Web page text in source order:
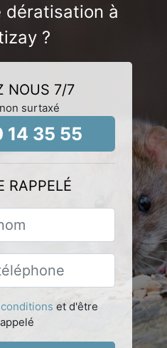
dératisation à
?
NOUS 7/7
surtaxé
35 55
RAPPELÉ
conditions et d'être